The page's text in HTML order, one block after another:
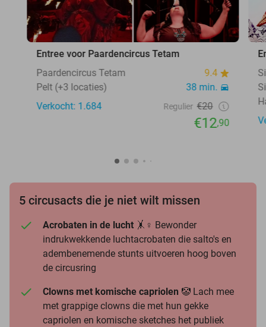
Entree voor Paardencircus Tetam
Paardencircus Tetam
9.4
Pelt (+3 locaties)
38 min.
Verkocht: 1.684
Regulier €20
€12,90
5 circusacts die je niet wilt missen
Acrobaten in de lucht 🤸♀️ Bewonder
indrukwekkende luchtacrobaten die salto's en
adembenemende stunts uitvoeren hoog boven
de circusring
Clowns met komische capriolen 🤡 Lach mee
met grappige clowns die met hun gekke
capriolen en komische sketches het publiek